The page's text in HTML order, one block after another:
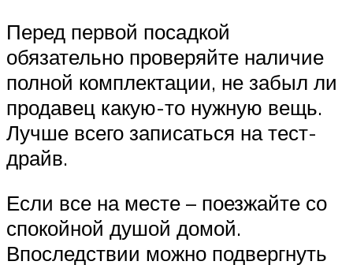
Перед первой посадкой
обязательно проверяйте наличие
полной комплектации, не забыл ли
продавец какую-то нужную вещь.
Лучше всего записаться на тест-
драйв.
Если все на месте – поезжайте со
спокойной душой домой.
Впоследствии можно подвергнуть